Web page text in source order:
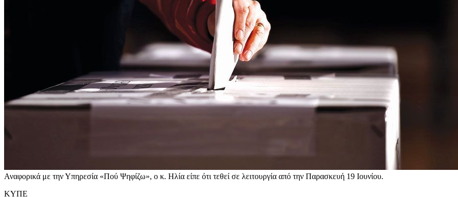
Αναφορικά με την Υπηρεσία «Πού Ψηφίζω», ο κ. Ηλία είπε ότι τεθεί σε λειτουργία από την Παρασκευή 19 Ιουνίου.
ΚΥΠΕ